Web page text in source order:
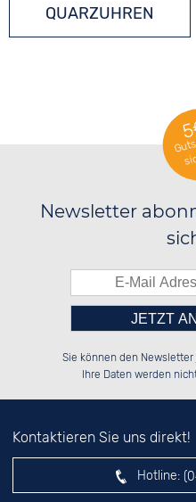
QUARZUHREN
Newsletter
██░░██░░░░░░██░░██░░░░░░██░░██░░
██████░░░░████░░██████░░██░░██░░
██░░██░░░░░░██░░██░░██░░██░░██░░
Sie können den
Ihre Daten werden
Kontaktieren Sie uns direkt!
Hotline: